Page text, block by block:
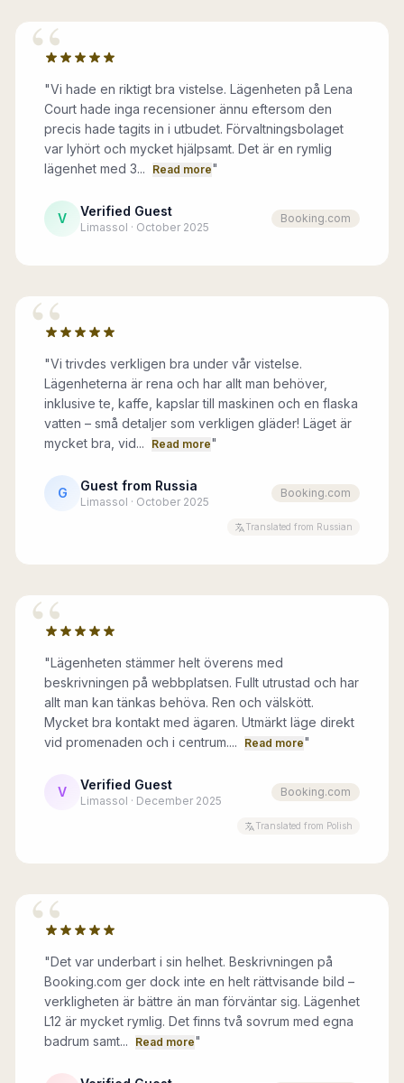
“
"Vi hade en riktigt bra vistelse. Lägenheten på Lena
Court hade inga recensioner ännu eftersom den
precis hade tagits in i utbudet. Förvaltningsbolaget
var lyhört och mycket hjälpsamt. Det är en rymlig
lägenhet med 3...
Read more"
V Verified Guest
Limassol · October 2025
Booking.com
“
"Vi trivdes verkligen bra under vår vistelse.
Lägenheterna är rena och har allt man behöver,
inklusive te, kaffe, kapslar till maskinen och en flaska
vatten – små detaljer som verkligen gläder! Läget är
mycket bra, vid...
Read more"
G Guest from Russia
Limassol · October 2025
Booking.com
Translated from Russian
“
"Lägenheten stämmer helt överens med
beskrivningen på webbplatsen. Fullt utrustad och har
allt man kan tänkas behöva. Ren och välskött.
Mycket bra kontakt med ägaren. Utmärkt läge direkt
vid promenaden och i centrum....
Read more"
V Verified Guest
Limassol · December 2025
Booking.com
Translated from Polish
“
"Det var underbart i sin helhet. Beskrivningen på
Booking.com ger dock inte en helt rättvisande bild –
verkligheten är bättre än man förväntar sig. Lägenhet
L12 är mycket rymlig. Det finns två sovrum med egna
badrum samt...
Read more"